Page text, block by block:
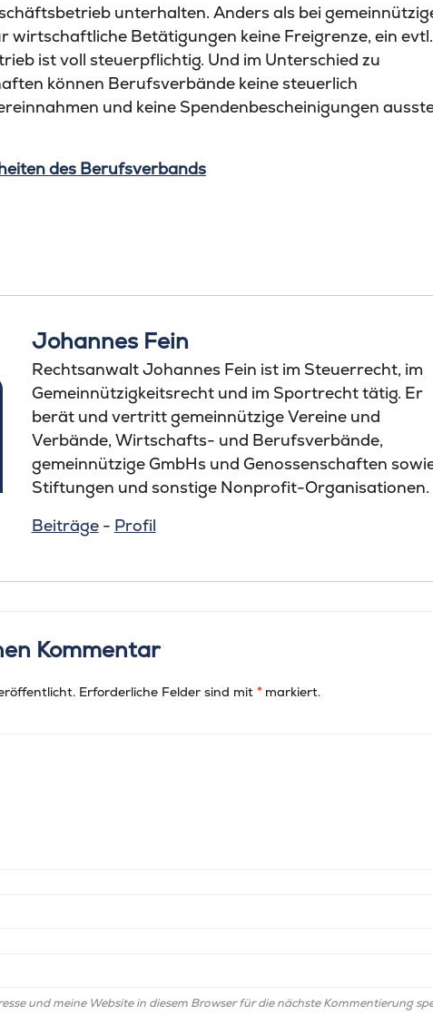
unterhalten. Anders als bei
wirtschaftliche Betätigungen keine Freigrenze, ein evtl.
ist voll steuerpflichtig. Und im Unterschied zu
können Berufsverbände keine steuerlich
und keine Spendenbescheinigungen
des Berufsverbands
Johannes Fein
Rechtsanwalt Johannes Fein ist im Steuerrecht, im
Gemeinnützigkeitsrecht und im Sportrecht tätig. Er
berät und vertritt gemeinnützige Vereine und
Verbände, Wirtschafts- und Berufsverbände,
gemeinnützige GmbHs und Genossenschaften
Stiftungen und sonstige Nonprofit-Organisationen.
Beiträge- Profil
Kommentar
Erforderliche Felder sind mit *markiert.
und meine Website in diesem Browser für die nächste Kommentierung